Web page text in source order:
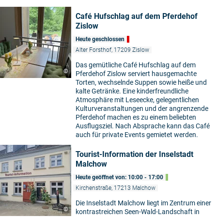
©
Café Hufschlag auf dem Pferdehof
Zislow
Heute geschlossen
Alter Forsthof, 17209 Zislow
Das gemütliche Café Hufschlag auf dem
Pferdehof Zislow serviert hausgemachte
Torten, wechselnde Suppen sowie heiße und
kalte Getränke. Eine kinderfreundliche
Atmosphäre mit Leseecke, gelegentlichen
Kulturveranstaltungen und der angrenzende
Pferdehof machen es zu einem beliebten
Ausflugsziel. Nach Absprache kann das Café
auch für private Events gemietet werden.
©
Tourist-Information der Inselstadt
Malchow
Heute geöffnet von: 10:00 - 17:00
Kirchenstraße, 17213 Malchow
Die Inselstadt Malchow liegt im Zentrum einer
kontrastreichen Seen-Wald-Landschaft in